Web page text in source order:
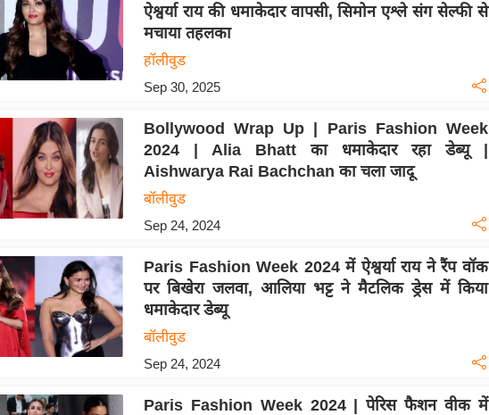
ऐश्वर्या राय की धमाकेदार वापसी, सिमोन एश्ले संग सेल्फी से
मचाया तहलका
हॉलीवुड
Sep 30, 2025
Bollywood Wrap Up | Paris Fashion Week
2024 | Alia Bhatt का धमाकेदार रहा डेब्यू |
Aishwarya Rai Bachchan का चला जादू
बॉलीवुड
Sep 24, 2024
Paris Fashion Week 2024 में ऐश्वर्या राय ने रैंप वॉक
पर बिखेरा जलवा, आलिया भट्ट ने मैटलिक ड्रेस में किया
धमाकेदार डेब्यू
बॉलीवुड
Sep 24, 2024
Paris Fashion Week 2024 | पेरिस फैशन वीक में